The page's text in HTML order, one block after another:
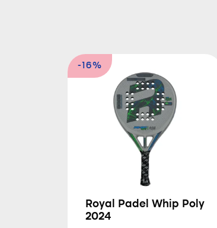
-16%
Royal Padel Whip Poly
2024